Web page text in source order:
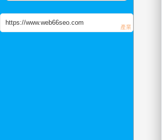
https://www.web66seo.com